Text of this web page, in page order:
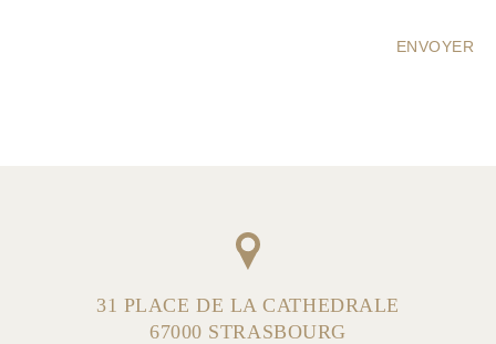
ENVOYER
31 PLACE DE LA CATHEDRALE
67000 STRASBOURG